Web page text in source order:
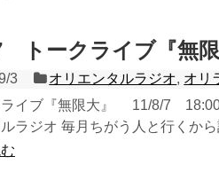
トークライブ『無限
3 オリエンタルラジオ, オリ
イブ『無限大』 11/8/7
ラジオ 毎月ちがう人と行くか